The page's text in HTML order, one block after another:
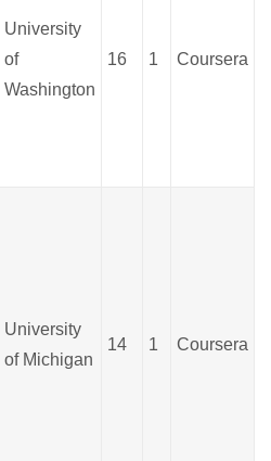
University
of
Washington
16 1 Coursera
University
of Michigan
14 1 Coursera